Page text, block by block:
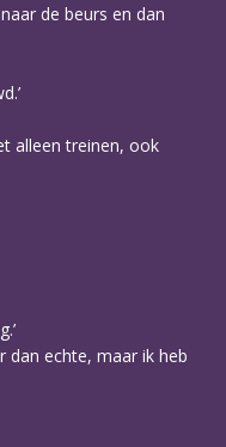
de beurs en dan
alleen treinen, ook
dan echte, maar ik heb